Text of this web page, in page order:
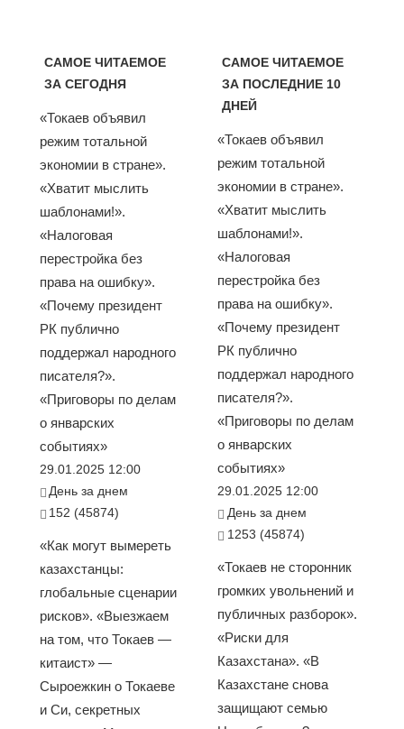
САМОЕ ЧИТАЕМОЕ
ЗА СЕГОДНЯ
«Токаев объявил
режим тотальной
экономии в стране».
«Хватит мыслить
шаблонами!».
«Налоговая
перестройка без
права на ошибку».
«Почему президент
РК публично
поддержал народного
писателя?».
«Приговоры по делам
о январских
событиях»
29.01.2025 12:00
День за днем
152 (45874)
«Как могут вымереть
казахстанцы:
глобальные сценарии
рисков». «Выезжаем
на том, что Токаев —
китаист» —
Сыроежкин о Токаеве
и Си, секретных
САМОЕ ЧИТАЕМОЕ
ЗА ПОСЛЕДНИЕ 10
ДНЕЙ
«Токаев объявил
режим тотальной
экономии в стране».
«Хватит мыслить
шаблонами!».
«Налоговая
перестройка без
права на ошибку».
«Почему президент
РК публично
поддержал народного
писателя?».
«Приговоры по делам
о январских
событиях»
29.01.2025 12:00
День за днем
1253 (45874)
«Токаев не сторонник
громких увольнений и
публичных разборок».
«Риски для
Казахстана». «В
Казахстане снова
защищают семью